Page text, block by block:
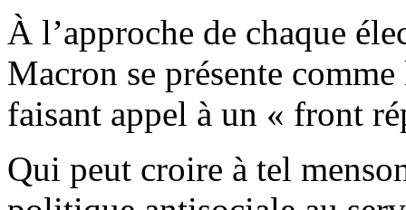
À l’approche de chaque
Macron se présente
faisant appel à un « front
Qui peut croire à tel